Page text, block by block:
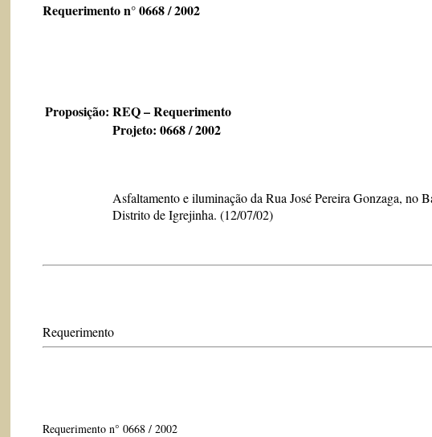
Requerimento n° 0668 / 2002
Proposição: REQ – Requerimento
Projeto: 0668 / 2002
Asfaltamento e iluminação da Rua José Pereira Gonzaga, no
Distrito de Igrejinha. (12/07/02)
Requerimento
Requerimento n° 0668 / 2002